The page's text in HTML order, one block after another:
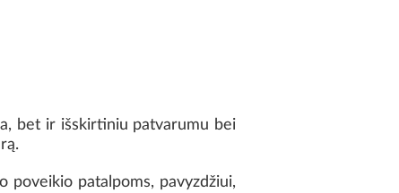
bet ir išskirtiniu patvarumu bei
poveikio patalpoms, pavyzdžiui,